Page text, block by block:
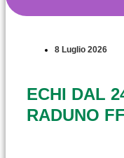
8 Luglio 2026
ECHI DAL
RADUNO